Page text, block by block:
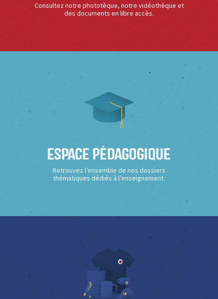
Consultez notre phototèque, notre vidéothèque et
des documents en libre accès.
Espace Pédagogique
Retrouvez l’ensemble de nos dossiers
thématiques dédiés à l’enseignement.